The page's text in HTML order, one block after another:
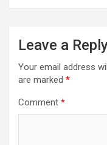
Leave a
Your email address
are marked *
Comment *